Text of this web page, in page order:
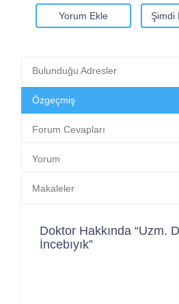
Yorum Ekle Şimdi
Bulunduğu Adresler
Özgeçmiş
Forum Cevapları
Yorum
Makaleler
Doktor Hakkında “Uzm.
İncebıyık”